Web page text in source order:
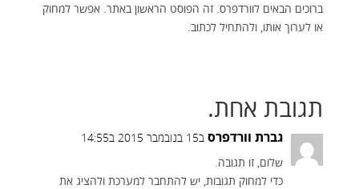
ברוכים הבאים לוורדפרס. זה הפוסט הראשון באתר. אפשר למחוק
או לערוך אותו, ולהתחיל לכתוב.
תגובת אחת.
גברת וורדפרס ב15 בנובמבר 2015 ב14:55
שלום, זו תגובה.
כדי למחוק תגובות, יש להתחבר למערכת ולהציג את